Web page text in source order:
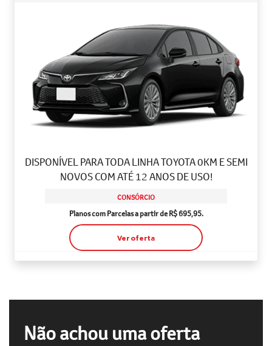
DISPONÍVEL PARA TODA LINHA TOYOTA 0KM E SEMI
NOVOS COM ATÉ 12 ANOS DE USO!
CONSÓRCIO
Planos com Parcelas a partir de R$ 695,95.
Ver oferta
Não achou uma oferta